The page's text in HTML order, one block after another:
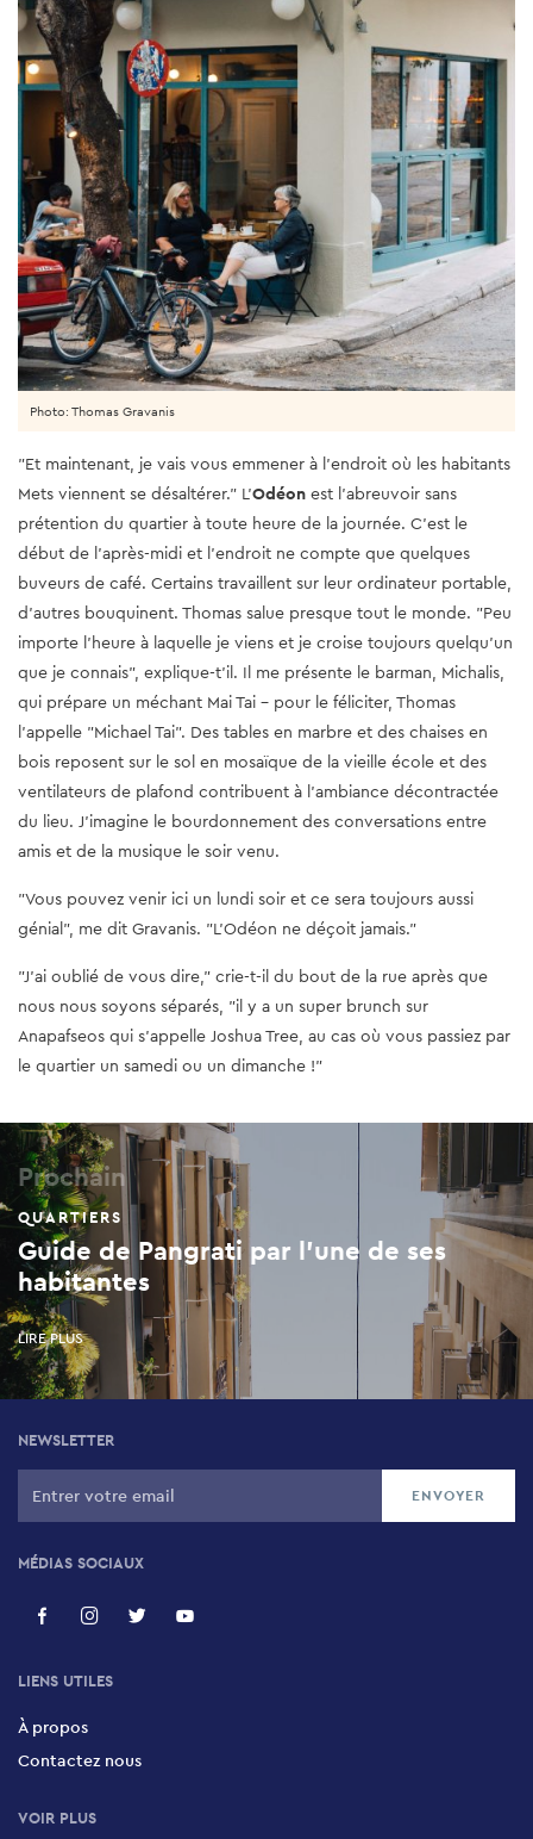
"Et maintenant, je vais vous emmener à l'endroit où les habitants
Mets viennent se désaltérer." L'Odéon est l'abreuvoir sans
prétention du quartier à toute heure de la journée. C'est le
début de l'après-midi et l'endroit ne compte que quelques
buveurs de café. Certains travaillent sur leur ordinateur portable,
d'autres bouquinent. Thomas salue presque tout le monde. "Peu
importe l'heure à laquelle je viens et je croise toujours quelqu'un
que je connais", explique-t'il. Il me présente le barman, Michalis,
qui prépare un méchant Mai Tai - pour le féliciter, Thomas
l'appelle "Michael Tai". Des tables en marbre et des chaises en
bois reposent sur le sol en mosaïque de la vieille école et des
ventilateurs de plafond contribuent à l'ambiance décontractée
du lieu. J'imagine le bourdonnement des conversations entre
amis et de la musique le soir venu.
"Vous pouvez venir ici un lundi soir et ce sera toujours aussi
génial", me dit Gravanis. "L'Odéon ne déçoit jamais."
"J'ai oublié de vous dire," crie-t-il du bout de la rue après que
nous nous soyons séparés, "il y a un super brunch sur
Anapafseos qui s'appelle Joshua Tree, au cas où vous passiez par
le quartier un samedi ou un dimanche !"
Photo: Thomas Gravanis
Prochain
QUARTIERS
Guide de Pangrati par l’une de ses
habitantes
LIRE PLUS
NEWSLETTER
MÉDIAS SOCIAUX
LIENS UTILES
À propos
Contactez nous
VOIR PLUS